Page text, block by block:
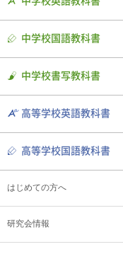
中学校国語教科書
中学校書写教科書
高等学校英語教科書
高等学校国語教科書
はじめての方へ
研究会情報